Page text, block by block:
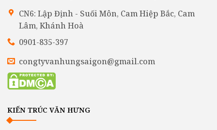
CN6: Lập Định - Suối Môn, Cam Hiệp Bắc, Cam
Lâm, Khánh Hoà
0901-835-397
congtyvanhungsaigon@gmail.com
KIẾN TRÚC VĂN HƯNG